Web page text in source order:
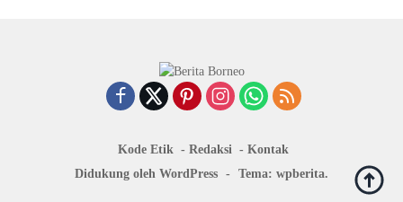
Kode Etik Redaksi
Kontak
Didukung oleh WordPress - Tema: wpberita.